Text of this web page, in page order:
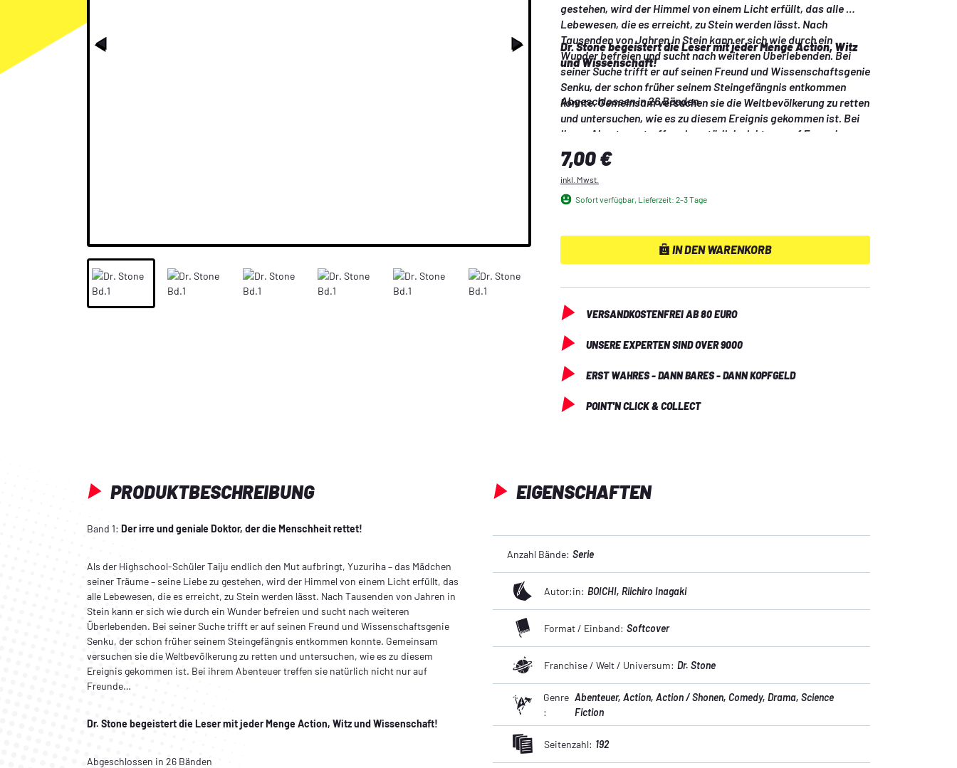
gestehen, wird der Himmel von einem Licht erfüllt, das alle
Lebewesen, die es erreicht, zu Stein werden lässt. Nach
Tausenden von Jahren in Stein kann er sich wie durch ein
Wunder befreien und sucht nach weiteren Überlebenden. Bei
seiner Suche trifft er auf seinen Freund und Wissenschaftsgenie
Senku, der schon früher seinem Steingefängnis entkommen
konnte. Gemeinsam versuchen sie die Weltbevölkerung zu retten
und untersuchen, wie es zu diesem Ereignis gekommen ist. Bei
ihrem Abenteuer treffen sie natürlich nicht nur auf Freunde…
Dr. Stone begeistert die Leser mit jeder Menge Action, Witz
und Wissenschaft!
Abgeschlossen in 26 Bänden
Regulärer Preis:
7,00 €
inkl. Mwst.
Sofort verfügbar, Lieferzeit: 2-3 Tage
IN DEN WARENKORB
VERSANDKOSTENFREI AB 80 EURO
UNSERE EXPERTEN SIND OVER 9000
ERST WAHRES - DANN BARES - DANN KOPFGELD
POINT'N CLICK & COLLECT
PRODUKTBESCHREIBUNG
Band 1: Der irre und geniale Doktor, der die Menschheit rettet!
Als der Highschool-Schüler Taiju endlich den Mut aufbringt, Yuzuriha – das Mädchen
seiner Träume – seine Liebe zu gestehen, wird der Himmel von einem Licht erfüllt, das
alle Lebewesen, die es erreicht, zu Stein werden lässt. Nach Tausenden von Jahren in
Stein kann er sich wie durch ein Wunder befreien und sucht nach weiteren
Überlebenden. Bei seiner Suche trifft er auf seinen Freund und Wissenschaftsgenie
Senku, der schon früher seinem Steingefängnis entkommen konnte. Gemeinsam
versuchen sie die Weltbevölkerung zu retten und untersuchen, wie es zu diesem
Ereignis gekommen ist. Bei ihrem Abenteuer treffen sie natürlich nicht nur auf
Freunde…
Dr. Stone begeistert die Leser mit jeder Menge Action, Witz und Wissenschaft!
Abgeschlossen in 26 Bänden
EIGENSCHAFTEN
Anzahl Bände: Serie
Autor:in: BOICHI, Riichiro Inagaki
Format / Einband: Softcover
Franchise / Welt / Universum: Dr. Stone
Genre
:
Abenteuer, Action, Action / Shonen, Comedy, Drama, Science
Fiction
Seitenzahl: 192